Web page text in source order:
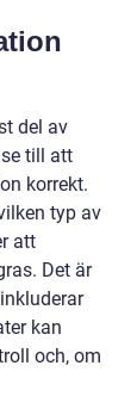
del av
till att
korrekt.
typ av
att
Det är
kan
och, om